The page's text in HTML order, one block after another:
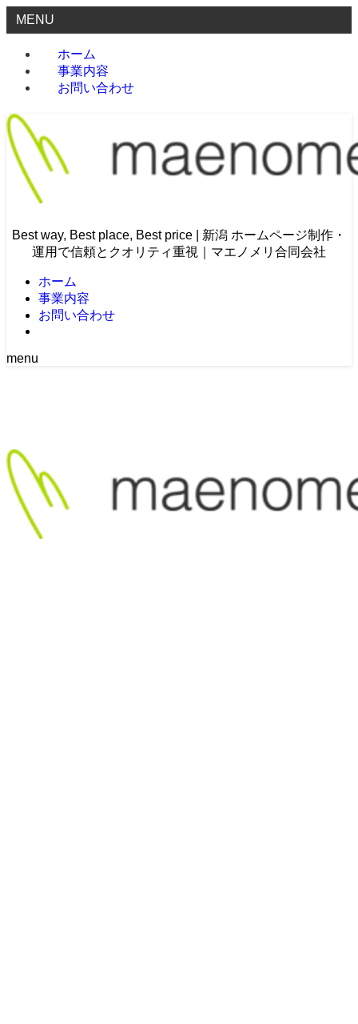
MENU
ホーム
事業内容
お問い合わせ
Best way, Best place, Best price | 新潟 ホームページ制作・
運用で信頼とクオリティ重視｜マエノメリ合同会社
ホーム
事業内容
お問い合わせ
menu